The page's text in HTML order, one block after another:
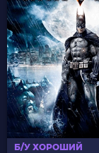
Б/У ХОРОШИЙ